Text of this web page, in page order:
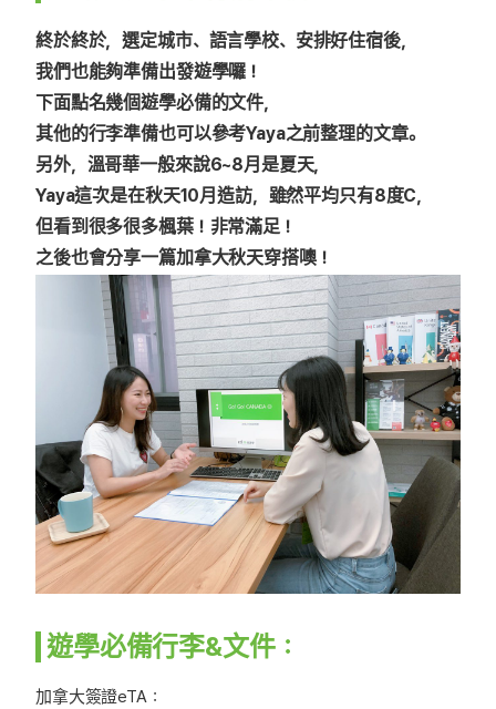
終於終於，選定城市、語言學校、安排好住宿後，
我們也能夠準備出發遊學囉！
下面點名幾個遊學必備的文件，
其他的行李準備也可以參考Yaya之前整理的文章。
另外，溫哥華一般來說6~8月是夏天，
Yaya這次是在秋天10月造訪，雖然平均只有8度C，
但看到很多很多楓葉！非常滿足！
之後也會分享一篇加拿大秋天穿搭噢！
遊學必備行李&文件：
加拿大簽證eTA：